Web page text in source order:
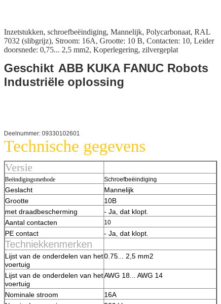
Inzetstukken, schroefbeëindiging, Mannelijk, Polycarbonaat, RAL
7032 (slibgrijz), Stroom: 16A, Grootte: 10 B, Contacten: 10, Leider
doorsnede: 0,75... 2,5 mm2, Koperlegering, zilvergeplat
Geschikt ABB KUKA FANUC Robots
Industriële oplossing
Deelnummer: 09330102601
Technische gegevens
Versie
Beëindigingsmethode Schroefbeëindiging
Geslacht
Mannelijk
Grootte
10B
met draadbescherming
- Ja, dat klopt.
Aantal contacten
10
PE contact - Ja, dat klopt.
Techniekkenmerken
Lijst van de onderdelen van het
voertuig
0.75... 2,5 mm2
Lijst van de onderdelen van het
voertuig
AWG 18... AWG 14
Nominale stroom
16A